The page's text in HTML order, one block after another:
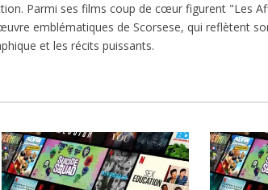
Parmi ses films coup de cœur figurent "Les
emblématiques de Scorsese, qui reflètent
et les récits puissants.